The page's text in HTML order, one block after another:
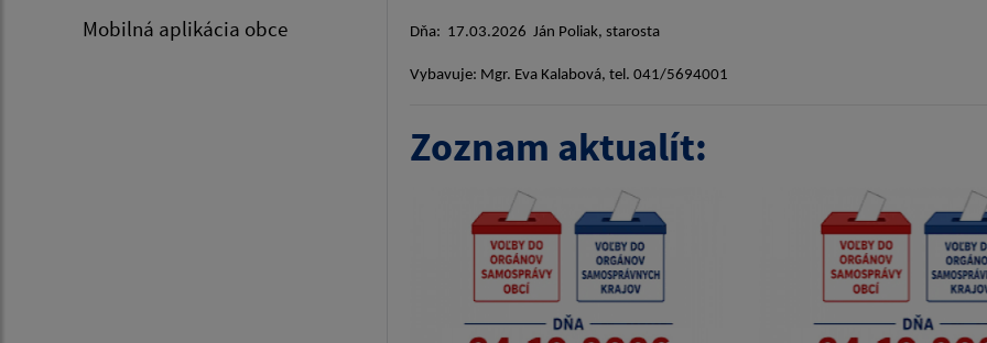
Mobilná aplikácia obce Dňa: 17.03.2026 Ján Poliak, starosta
Vybavuje: Mgr. Eva Kalabová, tel. 041/5694001
Zoznam aktualít: